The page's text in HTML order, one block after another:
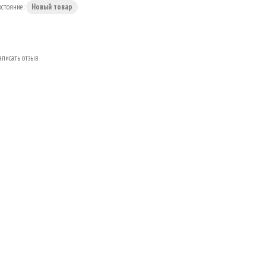
Новый товар
отзыв